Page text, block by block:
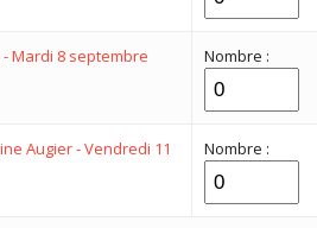
Mardi 8 septembre
Nombre :
Augier - Vendredi 11
Nombre :